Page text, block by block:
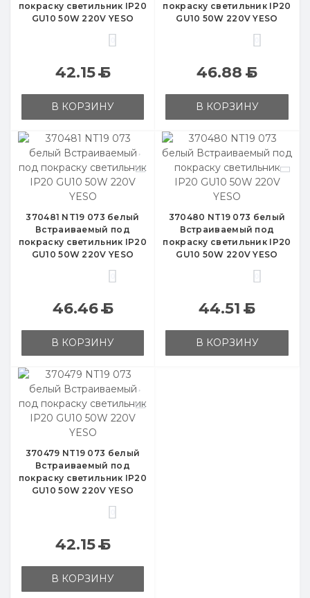
покраску светильник IP20
GU10 50W 220V YESO
42.15Б
В КОРЗИНУ
покраску светильник IP20
GU10 50W 220V YESO
46.88Б
В КОРЗИНУ
370481 NT19 073 белый
Встраиваемый под
покраску светильник IP20
GU10 50W 220V YESO
46.46Б
В КОРЗИНУ
370480 NT19 073 белый
Встраиваемый под
покраску светильник IP20
GU10 50W 220V YESO
44.51Б
В КОРЗИНУ
370479 NT19 073 белый
Встраиваемый под
покраску светильник IP20
GU10 50W 220V YESO
42.15Б
В КОРЗИНУ